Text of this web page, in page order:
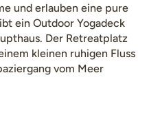
und erlauben eine pure
ein Outdoor Yogadeck
Der Retreatplatz
kleinen ruhigen Fluss
vom Meer